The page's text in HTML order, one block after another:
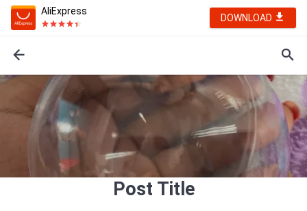
AliExpress
DOWNLOAD
Post Title